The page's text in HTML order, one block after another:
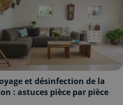
et désinfection de la
: astuces pièce par pièce